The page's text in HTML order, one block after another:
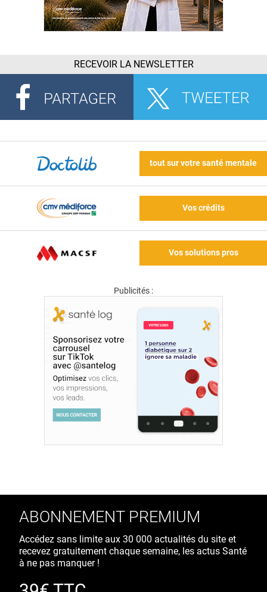
RECEVOIR LA NEWSLETTER
tout sur votre santé mentale
Vos crédits
Vos solutions pros
Publicités :
ABONNEMENT PREMIUM
Accédez sans limite aux 30 000 actualités du site et
recevez gratuitement chaque semaine, les actus Santé
à ne pas manquer !